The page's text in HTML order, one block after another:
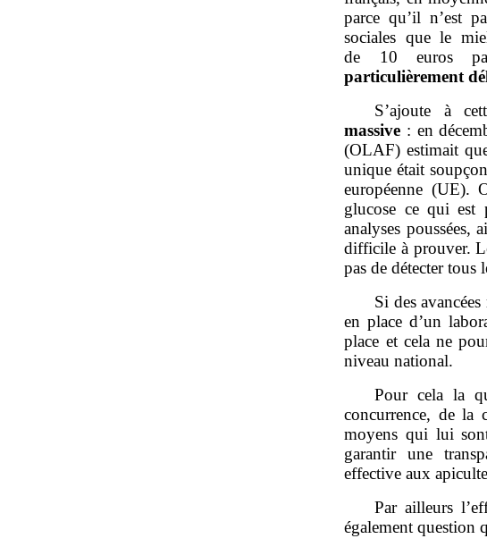
parce qu’il n’est
sociales que le
de 10 euros
particulièrement
S’ajoute à
massive : en
(OLAF) estimait
unique était
européenne (UE).
glucose ce qui est
analyses poussées,
difficile à prouver.
pas de détecter tous
Si des
en place d’un
place et cela ne
niveau national.
Pour cela la
concurrence, de la
moyens qui lui
garantir une
effective aux
Par ailleurs
également question